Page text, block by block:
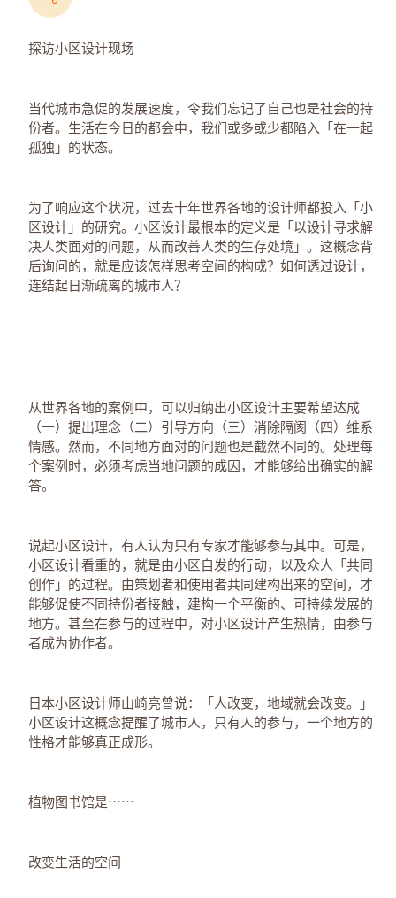
探访小区设计现场
当代城市急促的发展速度，令我们忘记了自己也是社会的持
份者。生活在今日的都会中，我们或多或少都陷入「在一起
孤独」的状态。
为了响应这个状况，过去十年世界各地的设计师都投入「小
区设计」的研究。小区设计最根本的定义是「以设计寻求解
决人类面对的问题，从而改善人类的生存处境」。这概念背
后询问的，就是应该怎样思考空间的构成？如何透过设计，
连结起日渐疏离的城市人？
从世界各地的案例中，可以归纳出小区设计主要希望达成
（一）提出理念（二）引导方向（三）消除隔阂（四）维系
情感。然而，不同地方面对的问题也是截然不同的。处理每
个案例时，必须考虑当地问题的成因，才能够给出确实的解
答。
说起小区设计，有人认为只有专家才能够参与其中。可是，
小区设计看重的，就是由小区自发的行动，以及众人「共同
创作」的过程。由策划者和使用者共同建构出来的空间，才
能够促使不同持份者接触，建构一个平衡的、可持续发展的
地方。甚至在参与的过程中，对小区设计产生热情，由参与
者成为协作者。
日本小区设计师山崎亮曾说：「人改变，地域就会改变。」
小区设计这概念提醒了城市人，只有人的参与，一个地方的
性格才能够真正成形。
植物图书馆是⋯⋯
改变生活的空间